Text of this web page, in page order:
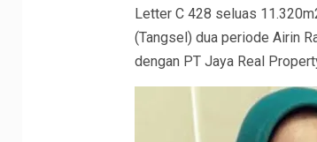
Letter C 428 seluas
(Tangsel) dua periode Airin
dengan PT Jaya Real